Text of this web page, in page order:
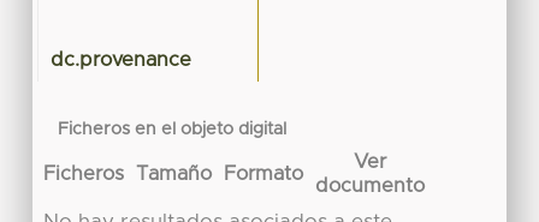
dc.provenance
Ficheros en el objeto digital
Ficheros Tamaño Formato
Ver
documento